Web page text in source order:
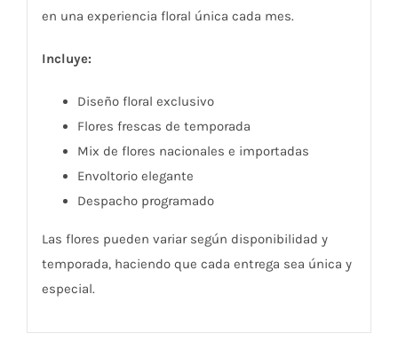
en una experiencia floral única cada mes.
Incluye:
Diseño floral exclusivo
Flores frescas de temporada
Mix de flores nacionales e importadas
Envoltorio elegante
Despacho programado
Las flores pueden variar según disponibilidad y
temporada, haciendo que cada entrega sea única y
especial.